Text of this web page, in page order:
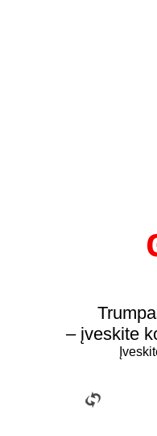
– įveskite